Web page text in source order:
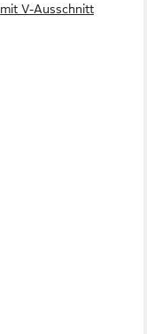
mit V-Ausschnitt